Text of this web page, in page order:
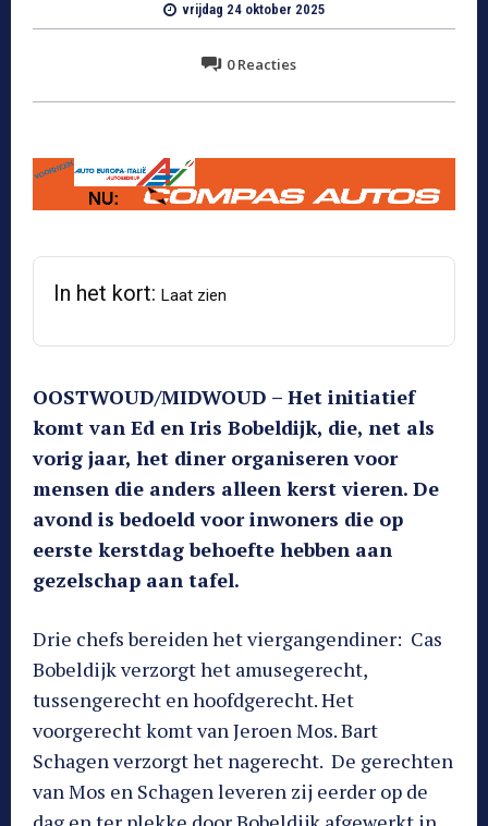
vrijdag 24 oktober 2025
0Reacties
In het kort: Laat zien
OOSTWOUD/MIDWOUD – Het initiatief
komt van Ed en Iris Bobeldijk, die, net als
vorig jaar, het diner organiseren voor
mensen die anders alleen kerst vieren. De
avond is bedoeld voor inwoners die op
eerste kerstdag behoefte hebben aan
gezelschap aan tafel.
Drie chefs bereiden het viergangendiner: Cas
Bobeldijk verzorgt het amusegerecht,
tussengerecht en hoofdgerecht. Het
voorgerecht komt van Jeroen Mos. Bart
Schagen verzorgt het nagerecht. De gerechten
van Mos en Schagen leveren zij eerder op de